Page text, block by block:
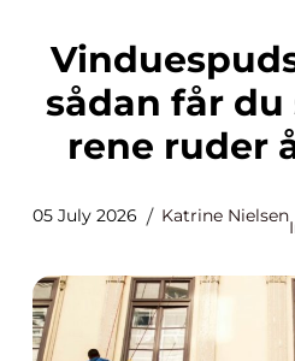
Vinduespudser odense
sådan får
rene ruder
05 July 2026 Katrine Nielsen